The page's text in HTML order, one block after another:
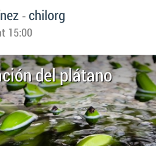
- chilorg
15:00
del plátano